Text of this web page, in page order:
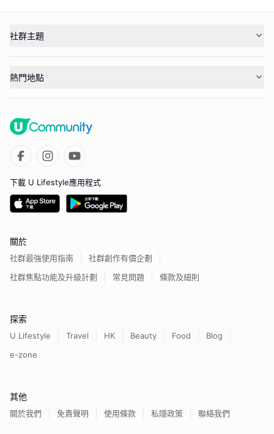
社群主題
熱門地點
下載 U Lifestyle應用程式
關於
社群最強使用指南
社群創作有價企劃
社群焦點功能及升級計劃
常見問題 條款及細則
探索
U Lifestyle Travel HK Beauty Food
Blog
e-zone
其他
關於我們 免責聲明 使用條款 私隱政策 聯絡我們